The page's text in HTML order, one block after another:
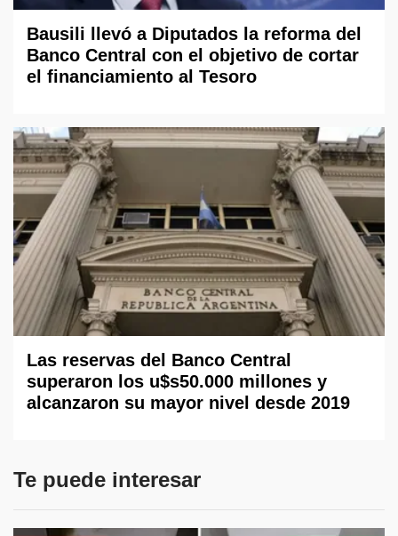
Bausili llevó a Diputados la reforma del
Banco Central con el objetivo de cortar
el financiamiento al Tesoro
Las reservas del Banco Central
superaron los u$s50.000 millones y
alcanzaron su mayor nivel desde 2019
Te puede interesar